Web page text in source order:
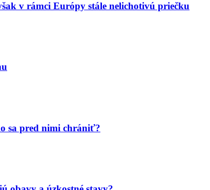
v rámci Európy stále nelichotivú priečku
sa pred nimi chrániť?